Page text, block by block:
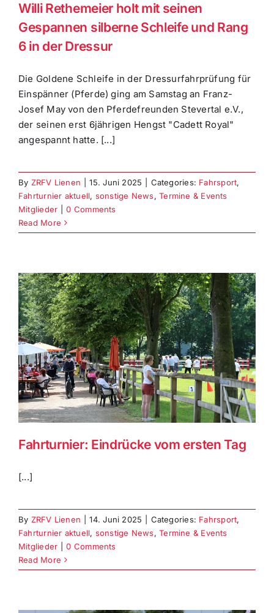
Willi Rethemeier holt mit seinen
Gespannen silberne Schleife und Rang
6 in der Dressur
Die Goldene Schleife in der Dressurfahrprüfung für
Einspänner (Pferde) ging am Samstag an Franz-
Josef May von den Pferdefreunden Stevertal e.V.,
der seinen erst 6jährigen Hengst "Cadett Royal"
angespannt hatte. [...]
By ZRFV Lienen 15. Juni 2025 Categories: Fahrsport,
Fahrturnier aktuell, sonstige News,Termine & Events
Mitglieder
0 Comments
Read More
Fahrturnier: Eindrücke vom ersten Tag
[...]
By ZRFV Lienen 14. Juni 2025 Categories: Fahrsport,
Fahrturnier aktuell, sonstige News,Termine & Events
Mitglieder
0 Comments
Read More